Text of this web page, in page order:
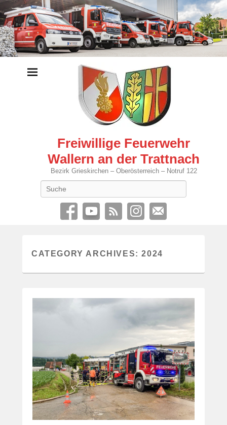
Freiwillige Feuerwehr
Wallern an der Trattnach
Bezirk Grieskirchen – Oberösterreich – Notruf 122
CATEGORY ARCHIVES:2024